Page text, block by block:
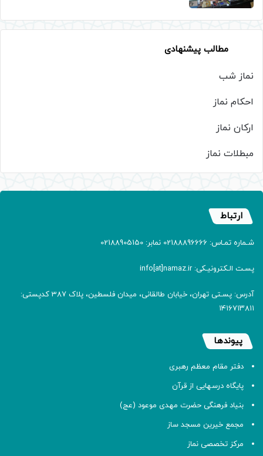
مطالب پیشنهادی
نماز شب
احکام نماز
ارکان نماز
مبطلات نماز
ارتباط
شـماره تمـاس: 02188896666 نمابر: 02188905150
پسـت الـکترونیـکی: info[at]namaz.ir
آدرس: پسـتی تهران، خیابان طالقانی، میدان فلسطین، پلاک 387 کدپستی:
۱۴۱۶۷۱۳۸۱۱
پیوندها
دفتر مقام معظم رهبری
پایگاه درسهایی از قرآن
بنیاد فرهنگی حضرت مهدی موعود (عج)
مجمع خیرین مسجد ساز
مرکز تخصصی نماز